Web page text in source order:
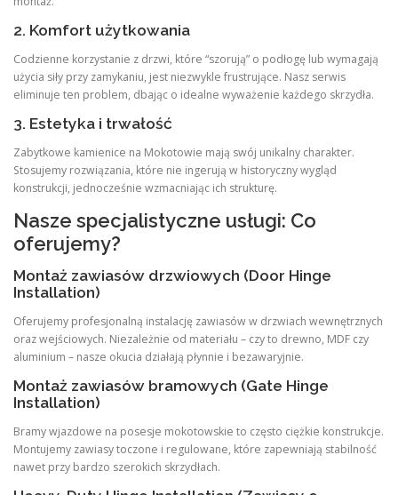
2. Komfort użytkowania
Codzienne korzystanie z drzwi, które “szorują” o podłogę lub wymagają
użycia siły przy zamykaniu, jest niezwykle frustrujące. Nasz serwis
eliminuje ten problem, dbając o idealne wyważenie każdego skrzydła.
3. Estetyka i trwałość
Zabytkowe kamienice na Mokotowie mają swój unikalny charakter.
Stosujemy rozwiązania, które nie ingerują w historyczny wygląd
konstrukcji, jednocześnie wzmacniając ich strukturę.
Nasze specjalistyczne usługi: Co
oferujemy?
Montaż zawiasów drzwiowych (Door Hinge
Installation)
Oferujemy profesjonalną instalację zawiasów w drzwiach wewnętrznych
oraz wejściowych. Niezależnie od materiału – czy to drewno, MDF czy
aluminium – nasze okucia działają płynnie i bezawaryjnie.
Montaż zawiasów bramowych (Gate Hinge
Installation)
Bramy wjazdowe na posesje mokotowskie to często ciężkie konstrukcje.
Montujemy zawiasy toczone i regulowane, które zapewniają stabilność
nawet przy bardzo szerokich skrzydłach.